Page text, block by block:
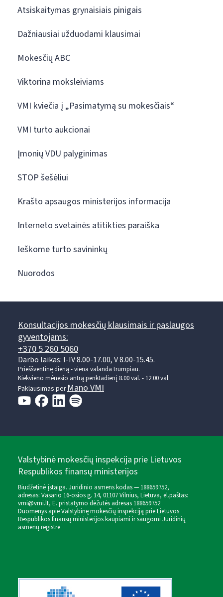
Atsiskaitymas grynaisiais pinigais
Dažniausiai užduodami klausimai
Mokesčių ABC
Viktorina moksleiviams
VMI kviečia į „Pasimatymą su mokesčiais“
VMI turto aukcionai
Įmonių VDU palyginimas
STOP šešėliui
Krašto apsaugos ministerijos informacija
Interneto svetainės atitikties paraiška
Ieškome turto savininkų
Nuorodos
Konsultacijos mokesčių klausimais ir paslaugos
gyventojams:
+370 5 260 5060
Darbo laikas: I-IV 8.00-17.00, V 8.00-15.45.
Prieššventinę dieną - viena valanda trumpiau.
Kiekvieno mėnesio antrą penktadienį 8.00 val. - 12.00 val.
Paklausimas perMano VMI
Valstybinė mokesčių inspekcija prie Lietuvos
Respublikos finansų ministerijos
Biudžetinė įstaiga. Juridinio asmens kodas — 188659752,
adresas: Vasario 16-osios g. 14, 01107 Vilnius, Lietuva, el.paštas:
vmi@vmi.lt, E. pristatymo dėžutės adresas 188659752
Duomenys apie Valstybinę mokesčių inspekciją prie Lietuvos
Respublikos finansų ministerijos kaupiami ir saugomi Juridinių
asmenų registre